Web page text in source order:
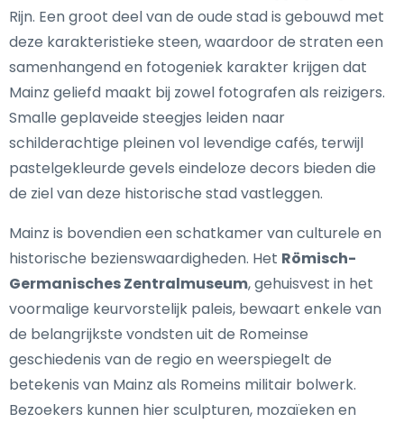
Rijn. Een groot deel van de oude stad is gebouwd met
deze karakteristieke steen, waardoor de straten een
samenhangend en fotogeniek karakter krijgen dat
Mainz geliefd maakt bij zowel fotografen als reizigers.
Smalle geplaveide steegjes leiden naar
schilderachtige pleinen vol levendige cafés, terwijl
pastelgekleurde gevels eindeloze decors bieden die
de ziel van deze historische stad vastleggen.
Mainz is bovendien een schatkamer van culturele en
historische bezienswaardigheden. Het Römisch-
Germanisches Zentralmuseum, gehuisvest in het
voormalige keurvorstelijk paleis, bewaart enkele van
de belangrijkste vondsten uit de Romeinse
geschiedenis van de regio en weerspiegelt de
betekenis van Mainz als Romeins militair bolwerk.
Bezoekers kunnen hier sculpturen, mozaïeken en